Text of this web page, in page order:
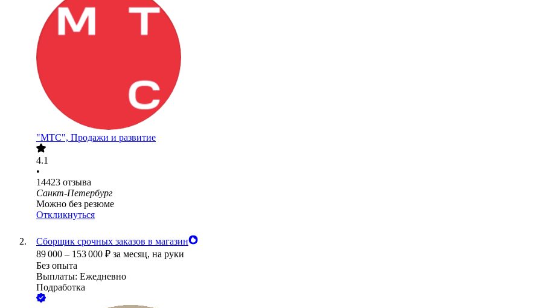
"МТС", Продажи и развитие
4.1
•
14423 отзыва
Санкт-Петербург
Можно без резюме
Откликнуться
Сборщик срочных заказов в магазин
89 000 – 153 000 ₽ за месяц, на руки
Без опыта
Выплаты: Ежедневно
Подработка